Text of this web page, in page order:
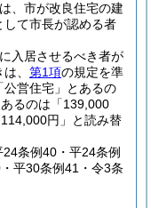
、市が改良住宅の建
て市長が認める者
入居させるべき者が
、 第1項の規定を準
公営住宅」とあるの
るのは「139,000
円」と読み替
条例40・平24条例
平30条例41・令3条